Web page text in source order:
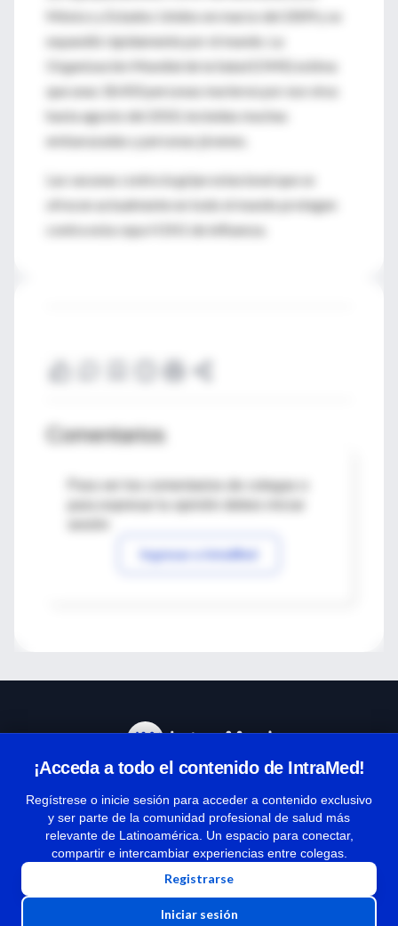
México y Estados Unidos en marzo del 2009 y se
expandió rápidamente por el mundo. La
Organización Mundial de la Salud (OMS) estima
que unas 18.450 personas murieron por ese virus
hasta agosto del 2010, incluidas muchas
embarazadas y personas jóvenes.
Las vacunas contra la gripe estacional que se
ofrecen actualmente en todo el mundo protegen
contra esta cepa H1N1 de influenza.
Comentarios
Para ver los comentarios de colegas o
Ingresar a IntraMed
¡Acceda a todo el contenido de IntraMed!
Regístrese o inicie sesión para acceder a contenido exclusivo
y ser parte de la comunidad profesional de salud más
relevante de Latinoamérica. Un espacio para conectar,
compartir e intercambiar experiencias entre colegas.
Registrarse
Iniciar sesión
Términos y condiciones
| Políticas de privacidad
| Todos los derechos reservados | Copyright 1997-2026